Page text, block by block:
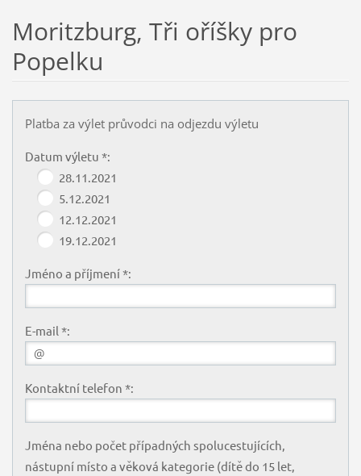
Moritzburg, Tři oříšky pro
Popelku
Platba za výlet průvodci na odjezdu výletu
Datum výletu *:
28.11.2021
5.12.2021
12.12.2021
19.12.2021
Jméno a příjmení *:
E-mail *:
Kontaktní telefon *:
Jména nebo počet případných spolucestujících,
nástupní místo a věková kategorie (dítě do 15 let,